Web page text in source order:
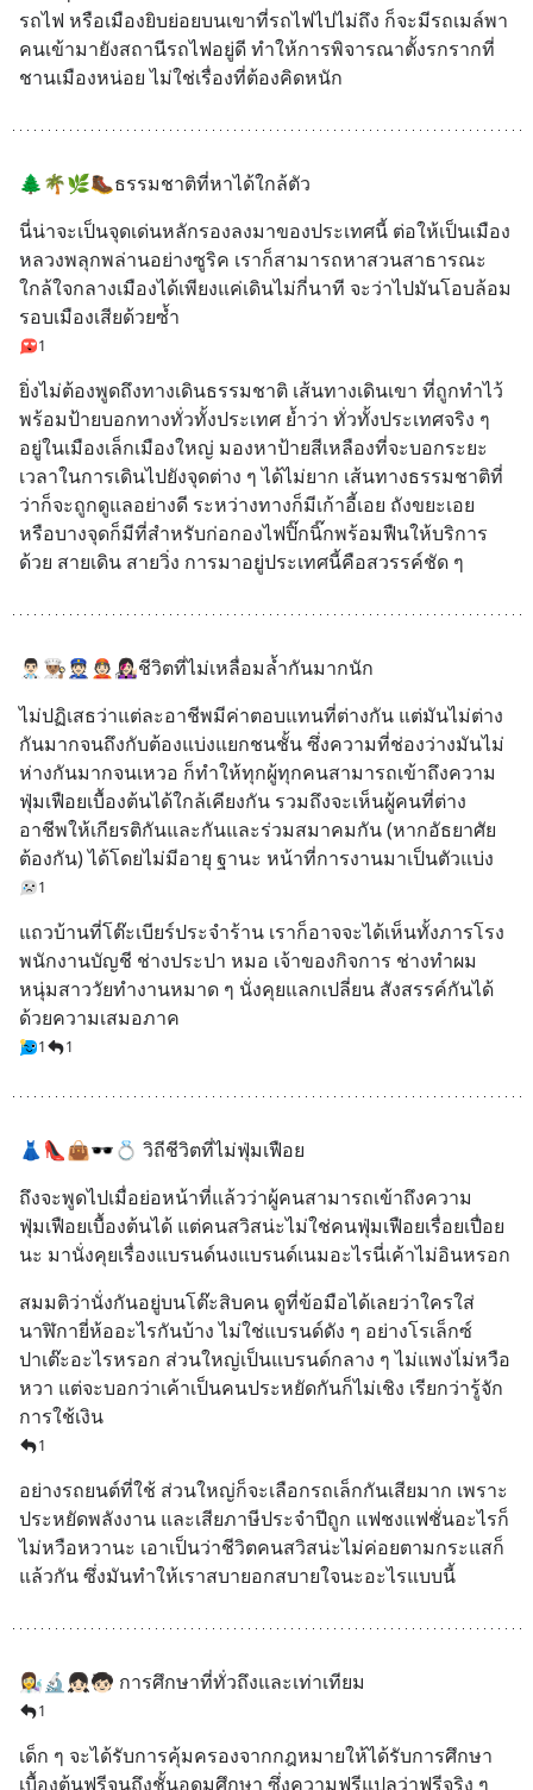
รถไฟ หรือเมืองยิบย่อยบนเขาที่รถไฟไปไม่ถึง ก็จะมีรถเมล์พา
คนเข้ามายังสถานีรถไฟอยู่ดี ทำให้การพิจารณาตั้งรกรากที่
ชานเมืองหน่อย ไม่ใช่เรื่องที่ต้องคิดหนัก
🌲🌴🌿🥾ธรรมชาติที่หาได้ใกล้ตัว
นี่น่าจะเป็นจุดเด่นหลักรองลงมาของประเทศนี้ ต่อให้เป็นเมือง
หลวงพลุกพล่านอย่างซูริค เราก็สามารถหาสวนสาธารณะ
ใกล้ใจกลางเมืองได้เพียงแค่เดินไม่กี่นาที จะว่าไปมันโอบล้อม
รอบเมืองเสียด้วยซ้ำ
1
ยิ่งไม่ต้องพูดถึงทางเดินธรรมชาติ เส้นทางเดินเขา ที่ถูกทำไว้
พร้อมป้ายบอกทางทั่วทั้งประเทศ ย้ำว่า ทั่วทั้งประเทศจริง ๆ
อยู่ในเมืองเล็กเมืองใหญ่ มองหาป้ายสีเหลืองที่จะบอกระยะ
เวลาในการเดินไปยังจุดต่าง ๆ ได้ไม่ยาก เส้นทางธรรมชาติที่
ว่าก็จะถูกดูแลอย่างดี ระหว่างทางก็มีเก้าอี้เอย ถังขยะเอย
หรือบางจุดก็มีที่สำหรับก่อกองไฟปิ๊กนิ๊กพร้อมฟืนให้บริการ
ด้วย สายเดิน สายวิ่ง การมาอยู่ประเทศนี้คือสวรรค์ชัด ๆ
👨🏻‍⚕️👨🏽‍🍳👮🏻👲🏻👩🏻‍🎤ชีวิตที่ไม่เหลื่อมล้ำกันมากนัก
ไม่ปฏิเสธว่าแต่ละอาชีพมีค่าตอบแทนที่ต่างกัน แต่มันไม่ต่าง
กันมากจนถึงกับต้องแบ่งแยกชนชั้น ซึ่งความที่ช่องว่างมันไม่
ห่างกันมากจนเหวอ ก็ทำให้ทุกผู้ทุกคนสามารถเข้าถึงความ
ฟุ่มเฟือยเบื้องต้นได้ใกล้เคียงกัน รวมถึงจะเห็นผู้คนที่ต่าง
อาชีพให้เกียรติกันและกันและร่วมสมาคมกัน (หากอัธยาศัย
ต้องกัน) ได้โดยไม่มีอายุ ฐานะ หน้าที่การงานมาเป็นตัวแบ่ง
1
แถวบ้านที่โต๊ะเบียร์ประจำร้าน เราก็อาจจะได้เห็นทั้งภารโรง
พนักงานบัญชี ช่างประปา หมอ เจ้าของกิจการ ช่างทำผม
หนุ่มสาววัยทำงานหมาด ๆ นั่งคุยแลกเปลี่ยน สังสรรค์กันได้
ด้วยความเสมอภาค
1 1
👗👠👜🕶💍 วิถีชีวิตที่ไม่ฟุ่มเฟือย
ถึงจะพูดไปเมื่อย่อหน้าที่แล้วว่าผู้คนสามารถเข้าถึงความ
ฟุ่มเฟือยเบื้องต้นได้ แต่คนสวิสน่ะไม่ใช่คนฟุ่มเฟือยเรื่อยเปื่อย
นะ มานั่งคุยเรื่องแบรนด์นงแบรนด์เนมอะไรนี่เค้าไม่อินหรอก
สมมติว่านั่งกันอยู่บนโต๊ะสิบคน ดูที่ข้อมือได้เลยว่าใครใส่
นาฬิกายี่ห้ออะไรกันบ้าง ไม่ใช่แบรนด์ดัง ๆ อย่างโรเล็กซ์
ปาเต๊ะอะไรหรอก ส่วนใหญ่เป็นแบรนด์กลาง ๆ ไม่แพงไ่ม่หวือ
หวา แต่จะบอกว่าเค้าเป็นคนประหยัดกันก็ไม่เชิง เรียกว่ารู้จัก
การใช้เงิน
1
อย่างรถยนต์ที่ใช้ ส่วนใหญ่ก็จะเลือกรถเล็กกันเสียมาก เพราะ
ประหยัดพลังงาน และเสียภาษีประจำปีถูก แฟชงแฟชั่นอะไรก็
ไม่หวือหวานะ เอาเป็นว่าชีวิตคนสวิสน่ะไม่ค่อยตามกระแสก็
แล้วกัน ซึ่งมันทำให้เราสบายอกสบายใจนะอะไรแบบนี้
👩‍🔬🔬👧🏻🧒🏻 การศึกษาที่ทั่วถึงและเท่าเทียม
1
เด็ก ๆ จะได้รับการคุ้มครองจากกฎหมายให้ได้รับการศึกษา
เบื้องต้นฟรีจนถึงชั้นอุดมศึกษา ซึ่งความฟรีแปลว่าฟรีจริง ๆ